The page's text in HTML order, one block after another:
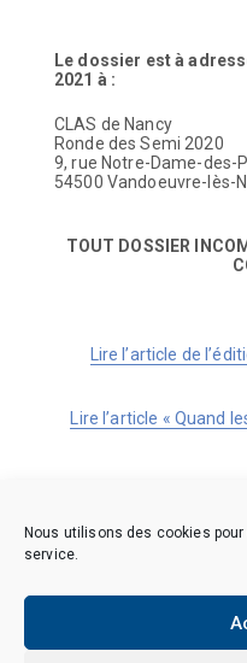
Nous utilisons des cookies
service.
Le dossier est à
2021 à :
CLAS de Nancy
Ronde des Semi 2020
9, rue Notre-Dame-des-
54500 Vandoeuvre-lès-
TOUT DOSSIER
Lire l’article de
Lire l’article « Quand
Copyright © 2026 CAES
Politique de cookies